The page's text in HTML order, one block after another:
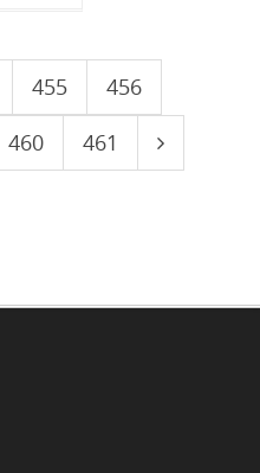
455
456
460 461